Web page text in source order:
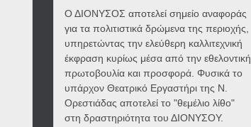
Ο ΔΙΟΝΥΣΟΣ αποτελεί σημείο αναφοράς
για τα πολιτιστικά δρώμενα της περιοχής,
υπηρετώντας την ελεύθερη καλλιτεχνική
έκφραση κυρίως μέσα από την εθελοντική
πρωτοβουλία και προσφορά. Φυσικά το
υπάρχον Θεατρικό Εργαστήρι της Ν.
Ορεστιάδας αποτελεί το "θεμέλιο λίθο"
στη δραστηριότητα του ΔΙΟΝΥΣΟΥ.